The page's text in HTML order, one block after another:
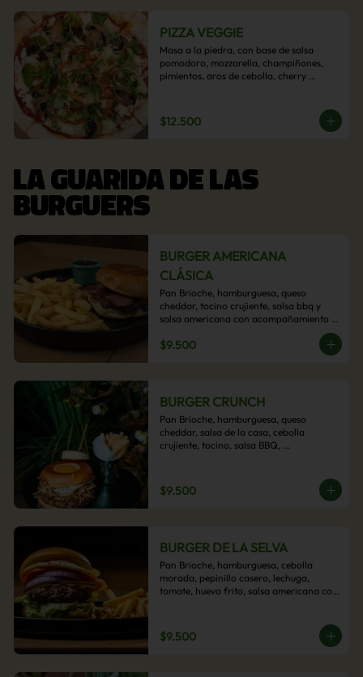
PIZZA VEGGIE
Masa a la piedra, con base de salsa
pomodoro, mozzarella, champiñones,
pimientos, aros de cebolla, cherry
$12.500
LA GUARIDA DE LAS
BURGUERS
BURGER AMERICANA
CLÁSICA
Pan Brioche, hamburguesa, queso
cheddar, tocino crujiente, salsa bbq y
salsa americana con acompañamiento
$9.500
BURGER CRUNCH
Pan Brioche, hamburguesa, queso
cheddar, salsa de la casa, cebolla
crujiente, tocino, salsa BBQ,
$9.500
BURGER DE LA SELVA
Pan Brioche, hamburguesa, cebolla
morada, pepinillo casero, lechuga,
tomate, huevo frito, salsa americana con
$9.500